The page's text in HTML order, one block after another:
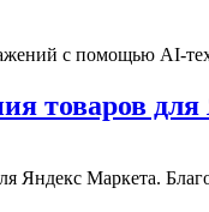
с помощью AI-
товаров
Яндекс Маркета.